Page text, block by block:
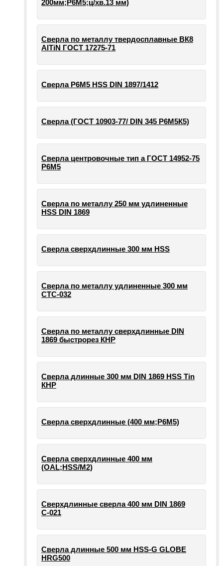
200мм;Р6М5;ц/хв.13 мм)
Сверла по металлу твердосплавные ВК8
AlTiN ГОСТ 17275-71
Сверла Р6М5 HSS DIN 1897/1412
Сверла (ГОСТ 10903-77/ DIN 345 Р6М5К5)
Сверла центровочные тип а ГОСТ 14952-75
Р6М5
Сверла по металлу 250 мм удлиненные
HSS DIN 1869
Сверла сверхдлинные 300 мм HSS
Сверла по металлу удлиненные 300 мм
СТС-032
Сверла по металлу сверхдлинные DIN
1869 быстрорез КНР
Сверла длинные 300 мм DIN 1869 HSS Tin
КНР
Сверла сверхдлинные (400 мм;Р6М5)
Сверла сверхдлинные 400 мм
(OAL;HSS/M2)
Сверхдлинные сверла 400 мм DIN 1869
С-021
Сверла длинные 500 мм HSS-G GLOBE
HRG500